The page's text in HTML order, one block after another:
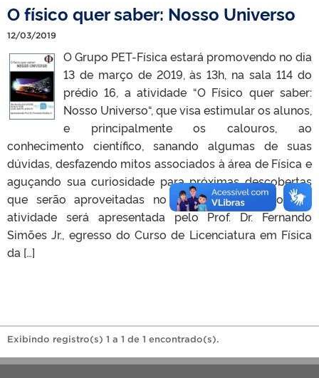
TELEFONES
O físico quer saber: Nosso Universo
12/03/2019
O Grupo PET-Física estará promovendo no dia
13 de março de 2019, às 13h, na sala 114 do
prédio 16, a atividade “O Físico quer saber:
Nosso Universo“, que visa estimular os alunos,
e principalmente os calouros, ao
conhecimento científico, sanando algumas de suas
dúvidas, desfazendo mitos associados à área de Física e
aguçando sua curiosidade para próximas descobertas
que serão aproveitadas no decorrer do Curso. . A
atividade será apresentada pelo Prof. Dr. Fernando
Simões Jr., egresso do Curso de Licenciatura em Física
da […]
Exibindo registro(s) 1 a 1 de 1 encontrado(s).